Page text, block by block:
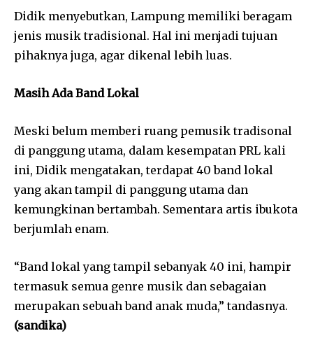
Didik menyebutkan, Lampung memiliki beragam
jenis musik tradisional. Hal ini menjadi tujuan
pihaknya juga, agar dikenal lebih luas.
Masih Ada Band Lokal
Meski belum memberi ruang pemusik tradisonal
di panggung utama, dalam kesempatan PRL kali
ini, Didik mengatakan, terdapat 40 band lokal
yang akan tampil di panggung utama dan
kemungkinan bertambah. Sementara artis ibukota
berjumlah enam.
“Band lokal yang tampil sebanyak 40 ini, hampir
termasuk semua genre musik dan sebagaian
merupakan sebuah band anak muda,” tandasnya.
(sandika)